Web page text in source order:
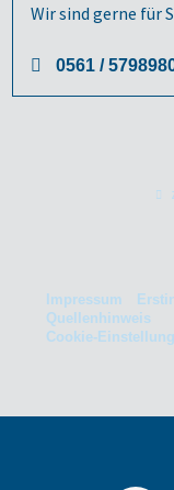
Wir sind gerne für
0561 /
Impressum
Quellenhinweis
Cookie-